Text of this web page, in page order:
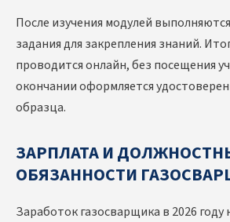
После изучения модулей
задания для закрепления знаний.
проводится онлайн, без посещения
окончании оформляется
образца.
ЗАРПЛАТА И
ОБЯЗАННОСТИ
Заработок газосварщика в 2026